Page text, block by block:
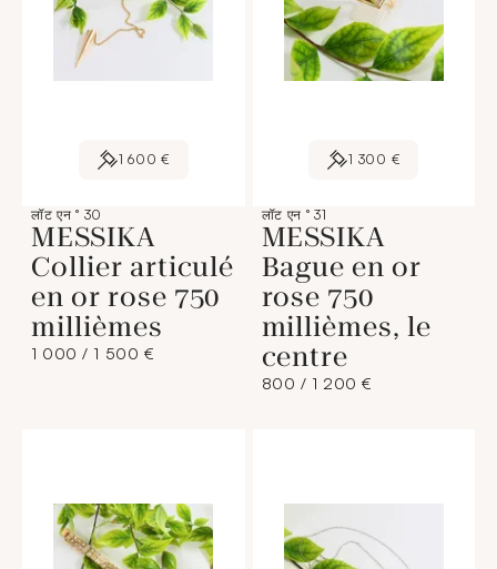
1 600 €
लॉट एन ° 30
MESSIKA
Collier articulé
en or rose 750
millièmes
1 000 / 1 500 €
1 300 €
लॉट एन ° 31
MESSIKA
Bague en or
rose 750
millièmes, le
centre
800 / 1 200 €